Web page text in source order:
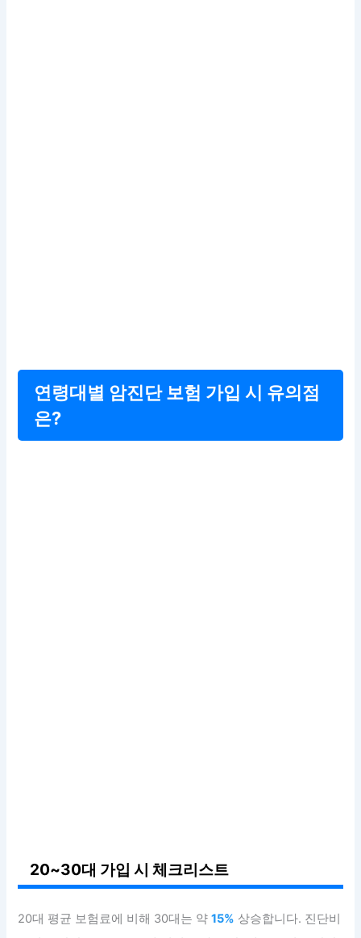
연령대별 암진단 보험 가입 시 유의점
은?
20~30대 가입 시 체크리스트
20대 평균 보험료에 비해 30대는 약15% 상승합니다. 진단비